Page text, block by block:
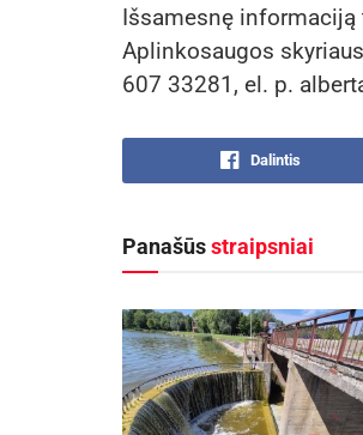
Išsamesnę
Aplinkosaugos
607 33281, el. p.
Dalintis
Panašūsstraipsniai